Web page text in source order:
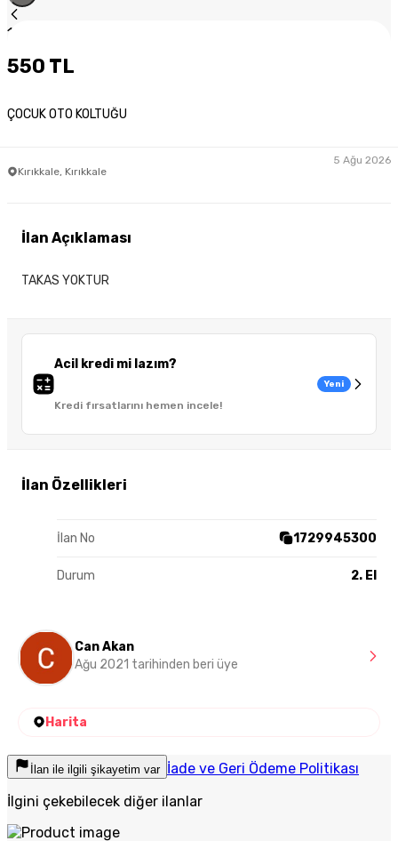
1
550 TL
ÇOCUK OTO KOLTUĞU
Kırıkkale, Kırıkkale
5 Ağu 2026
Acil kredi mi lazım?
Kredi fırsatlarını hemen incele!
Yeni
İlan Özellikleri
İlan No 1729945300
Durum 2. El
İlan Açıklaması
TAKAS YOKTUR
Can Akan
Ağu 2021 tarihinden beri üye
Harita
İlan ile ilgili şikayetim var İade ve Geri Ödeme Politikası
İlgini çekebilecek diğer ilanlar